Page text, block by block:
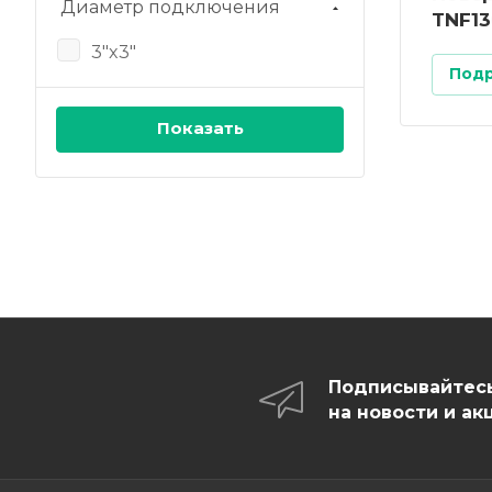
Диаметр подключения
3"x3"
на новости и